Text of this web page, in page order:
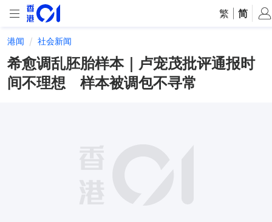
繁 简
港闻 社会新闻
希愈调乱胚胎样本｜卢宠茂批评通报时
间不理想 样本被调包不寻常